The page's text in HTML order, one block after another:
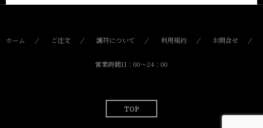
ホーム ご注文 護符について 利用規約 お問合せ
営業時間11：00〜24：00
TOP